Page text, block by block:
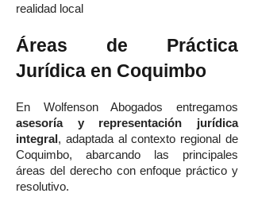
realidad local
Áreas de Práctica
Jurídica en Coquimbo
En Wolfenson Abogados entregamos
asesoría y representación jurídica
integral , adaptada al contexto regional de
Coquimbo, abarcando las principales
áreas del derecho con enfoque práctico y
resolutivo.